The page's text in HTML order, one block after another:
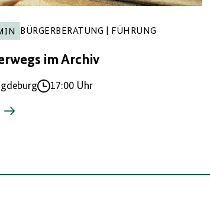
BÜRGERBERATUNG | FÜHRUNG
im Archiv
Uhrzeit
17:00 Uhr